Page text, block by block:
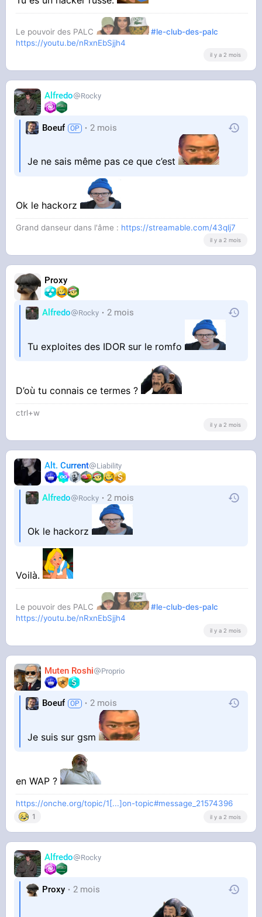
Le pouvoir des PALC
#le-club-des-palc
https://youtu.be/nRxnEbSjjh4
il y a 2 mois
Alfredo Rocky
Boeuf 2 mois
Je ne sais même pas ce que c’est
Ok le hackorz
Grand danseur dans l'âme : https://streamable.com/43qlj7
il y a 2 mois
Proxy
Alfredo Rocky 2 mois
Tu exploites des IDOR sur le romfo
D’où tu connais ce termes ?
ctrl+w
il y a 2 mois
Alt. Current Liability
Alfredo Rocky 2 mois
Ok le hackorz
Voilà.
Le pouvoir des PALC
#le-club-des-palc
https://youtu.be/nRxnEbSjjh4
il y a 2 mois
Muten Roshi Proprio
Boeuf 2 mois
Je suis sur gsm
en WAP ?
https://onche.org/topic/1[...]on-topic#message_21574396
1 il y a 2 mois
Alfredo Rocky
Proxy 2 mois